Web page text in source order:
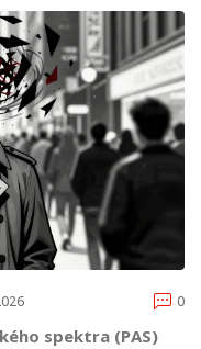
0
spektra (PAS)